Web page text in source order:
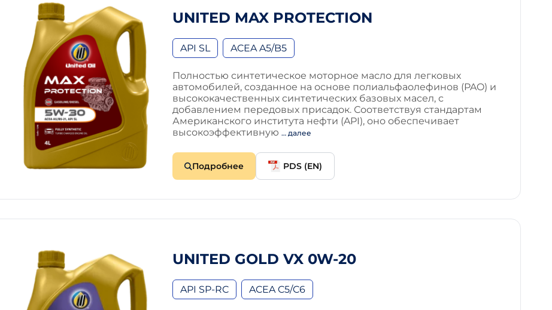
UNITED MAX PROTECTION
API SL ACEA A5/B5
Полностью синтетическое моторное масло для легковых
автомобилей, созданное на основе полиальфаолефинов (PAO) и
высококачественных синтетических базовых масел, с
добавлением передовых присадок. Соответствуя стандартам
Американского института нефти (API), оно обеспечивает
высокоэффективную… далее
Подробнее PDS (EN)
UNITED GOLD VX 0W-20
API SP-RC ACEA C5/C6